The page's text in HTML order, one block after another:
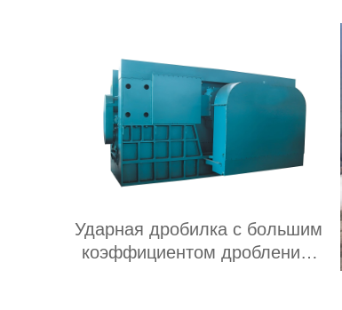
Ударная дробилка с большим
коэффициентом дробления,